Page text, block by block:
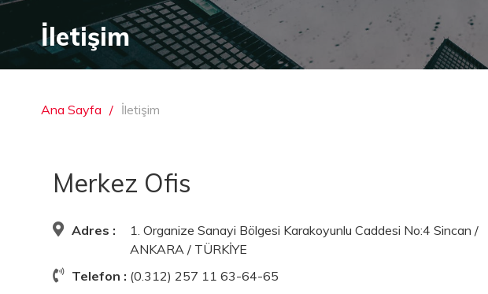
İletişim
Ana Sayfa İletişim
Merkez Ofis
Adres :
1. Organize Sanayi Bölgesi Karakoyunlu Caddesi No:4 Sincan /
ANKARA / TÜRKİYE
Telefon : (0.312) 257 11 63-64-65